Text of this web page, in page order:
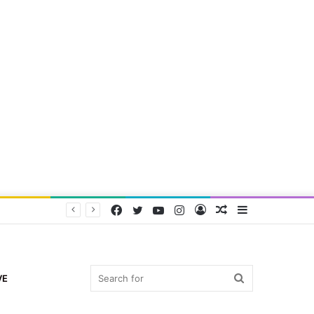
Random
Log
Instagram
YouTube
Twitter
Facebook